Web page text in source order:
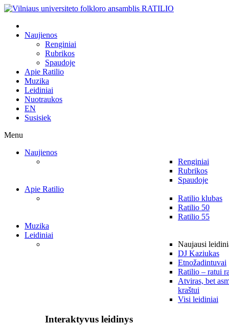
Naujienos
Renginiai
Rubrikos
Spaudoje
Apie Ratilio
Muzika
Leidiniai
Nuotraukos
EN
Susisiek
Menu
Naujienos
Renginiai
Rubrikos
Spaudoje
Apie Ratilio
Ratilio klubas
Ratilio 50
Ratilio 55
Muzika
Leidiniai
Naujausi
DJ Kaziukas
Etnožadintuvai
Ratilio – ratui
Atviras, bet
kraštui
Visi leidiniai
Interaktyvus leidinys